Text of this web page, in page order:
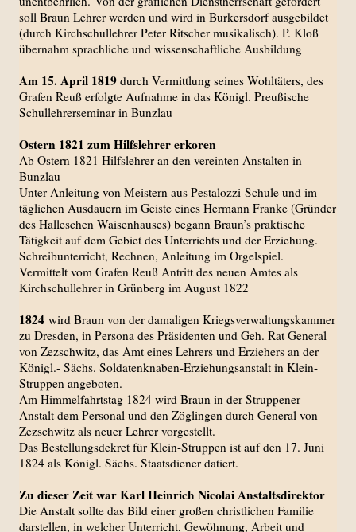
soll Braun Lehrer werden und wird in Burkersdorf ausgebildet
(durch Kirchschullehrer Peter Ritscher musikalisch). P. Kloß
übernahm sprachliche und wissenschaftliche Ausbildung
Am 15. April 1819 durch Vermittlung seines Wohltäters, des
Grafen Reuß erfolgte Aufnahme in das Königl. Preußische
Schullehrerseminar in Bunzlau
Ostern 1821 zum Hilfslehrer erkoren
Ab Ostern 1821 Hilfslehrer an den vereinten Anstalten in
Bunzlau
Unter Anleitung von Meistern aus Pestalozzi-Schule und im
täglichen Ausdauern im Geiste eines Hermann Franke (Gründer
des Halleschen Waisenhauses) begann Braun’s praktische
Tätigkeit auf dem Gebiet des Unterrichts und der Erziehung.
Schreibunterricht, Rechnen, Anleitung im Orgelspiel.
Vermittelt vom Grafen Reuß Antritt des neuen Amtes als
Kirchschullehrer in Grünberg im August 1822
1824 wird Braun von der damaligen Kriegsverwaltungskammer
zu Dresden, in Persona des Präsidenten und Geh. Rat General
von Zezschwitz, das Amt eines Lehrers und Erziehers an der
Königl.- Sächs. Soldatenknaben-Erziehungsanstalt in Klein-
Struppen angeboten.
Am Himmelfahrtstag 1824 wird Braun in der Struppener
Anstalt dem Personal und den Zöglingen durch General von
Zezschwitz als neuer Lehrer vorgestellt.
Das Bestellungsdekret für Klein-Struppen ist auf den 17. Juni
1824 als Königl. Sächs. Staatsdiener datiert.
Zu dieser Zeit war Karl Heinrich Nicolai Anstaltsdirektor
Die Anstalt sollte das Bild einer großen christlichen Familie
darstellen, in welcher Unterricht, Gewöhnung, Arbeit und